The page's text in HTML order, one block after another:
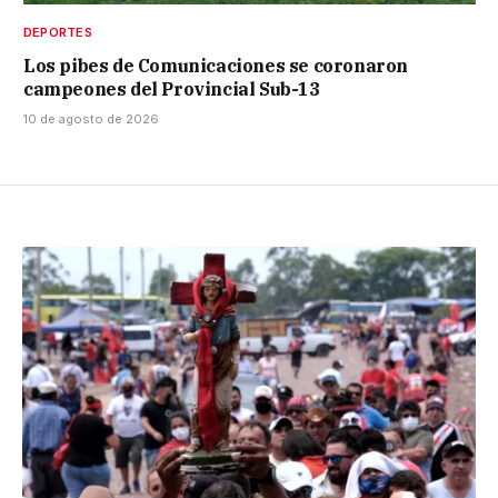
DEPORTES
Los pibes de Comunicaciones se coronaron
campeones del Provincial Sub-13
10 de agosto de 2026